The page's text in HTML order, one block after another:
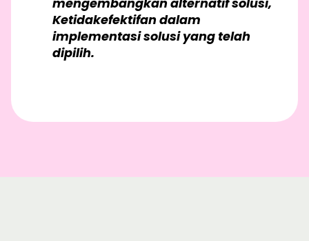
Ketidakefektifan dalam
implementasi solusi yang telah
dipilih.